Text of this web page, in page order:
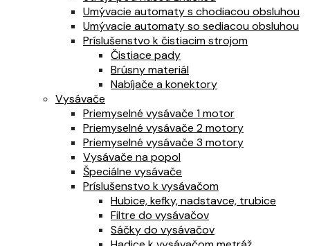
Umývacie automaty s chodiacou obsluhou
Umývacie automaty so sediacou obsluhou
Príslušenstvo k čistiacim strojom
Čistiace pady
Brúsny materiál
Nabíjače a konektory
Vysávače
Priemyselné vysávače 1 motor
Priemyselné vysávače 2 motory
Priemyselné vysávače 3 motory
Vysávače na popol
Špeciálne vysávače
Príslušenstvo k vysávačom
Hubice, kefky, nadstavce, trubice
Filtre do vysávačov
Sáčky do vysávačov